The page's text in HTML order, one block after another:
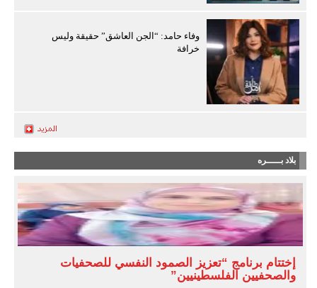
وفاء حامد: “الجن العاشق” حقيقة وليس
خرافة
بلاد بـــــره
إختتام برنامج “تعزيز الصمود النفسي للصحفيات
والصحفيين الفلسطينيين”